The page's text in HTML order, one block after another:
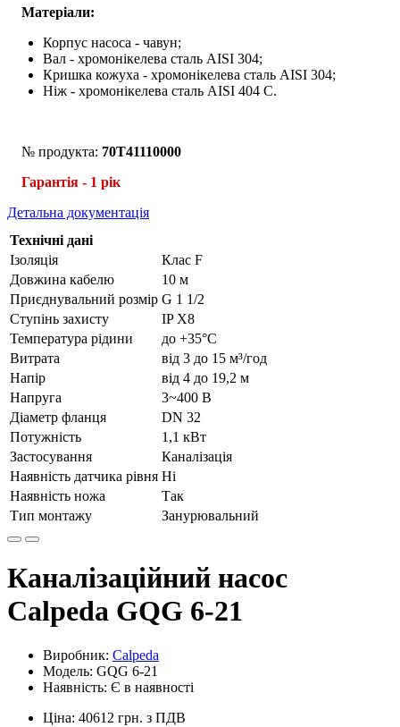
Матеріали:
Корпус насоса - чавун;
Вал - хромонікелева сталь AISI 304;
Кришка кожуха - хромонікелева сталь AISI 304;
Ніж - хромонікелева сталь AISI 404 С.
№ продукта: 70T41110000
Гарантія - 1 рік
Детальна документація
Технічні дані
Ізоляція
Клас F
Довжина кабелю
10 м
Приєднувальний розмір G 1 1/2
Ступінь захисту
IP Х8
Температура рідини
до +35°C
Витрата
від 3 до 15 м­³/год
Напір
від 4 до 19,2 м
Напруга
3~400 В
Діаметр фланця
DN 32
Потужність
1,1 кВт
Застосування
Каналізація
Наявність датчика рівня Ні
Наявність ножа
Так
Тип монтажу
Занурювальний
Каналізаційний насос
Calpeda GQG 6-21
Виробник: Calpeda
Модель: GQG 6-21
Наявність: Є в наявності
Ціна: 40612 грн. з ПДВ